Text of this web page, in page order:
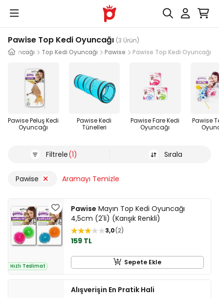
Pawise Top Kedi Oyuncağı (3 Ürün)
Oyuncağı
Top Kedi Oyuncağı Pawise Pawise Top Kedi Oyuncağı
Pawise Peluş Kedi
Oyuncağı
Pawise Kedi
Tünelleri
Pawise Fare Kedi
Oyuncağı
Pawise
Filtrele(1) Sırala
Pawise Aramayı Temizle
Hızlı Teslimat
Pawise Mayın Top Kedi Oyuncağı
4,5cm (2'li) (Karışık Renkli)
3,0 2
159 TL
Sepete Ekle
Alışverişin En Pratik Hali